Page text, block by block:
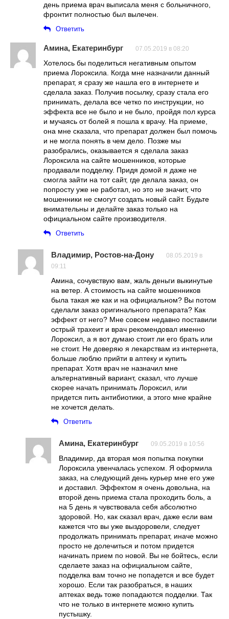
день приема врач выписала меня с больничного,
фронтит полностью был вылечен.
Ответить
Амина, Екатеринбург 07.05.2019 в 08:20
Хотелось бы поделиться негативным опытом
приема Лороксила. Когда мне назначили данный
препарат, я сразу же нашла его в интернете и
сделала заказ. Получив посылку, сразу стала его
принимать, делала все четко по инструкции, но
эффекта все не было и не было, пройдя пол курса
и мучаясь от болей я пошла к врачу. На приеме,
она мне сказала, что препарат должен был помочь
и не могла понять в чем дело. Позже мы
разобрались, оказывается я сделала заказ
Лороксила на сайте мошенников, которые
продавали подделку. Придя домой я даже не
смогла зайти на тот сайт, где делала заказ, он
попросту уже не работал, но это не значит, что
мошенники не смогут создать новый сайт. Будьте
внимательны и делайте заказ только на
официальном сайте производителя.
Ответить
Владимир, Ростов-на-Дону
08.05.2019 в
09:11
Амина, сочувствую вам, жаль деньги выкинутые
на ветер. А стоимость на сайте мошенников
была такая же как и на официальном? Вы потом
сделали заказ оригинального препарата? Как
эффект от него? Мне совсем недавно поставили
острый трахеит и врач рекомендовал именно
Лороксил, а я вот думаю стоит ли его брать или
не стоит. Не доверяю я лекарствам из интернета,
больше люблю прийти в аптеку и купить
препарат. Хотя врач не назначил мне
альтернативный вариант, сказал, что лучше
скорее начать принимать Лороксил, или
придется пить антибиотики, а этого мне крайне
не хочется делать.
Ответить
Амина, Екатеринбург 09.05.2019 в 10:56
Владимир, да вторая моя попытка покупки
Лороксила увенчалась успехом. Я оформила
заказ, на следующий день курьер мне его уже
и доставил. Эффектом я очень довольна, на
второй день приема стала проходить боль, а
на 5 день я чувствовала себя абсолютно
здоровой. Но, как сказал врач, даже если вам
кажется что вы уже выздоровели, следует
продолжать принимать препарат, иначе можно
просто не долечиться и потом придется
начинать прием по новой. Вы не бойтесь, если
сделаете заказ на официальном сайте,
подделка вам точно не попадется и все будет
хорошо. Если так разобраться, в наших
аптеках ведь тоже попадаются подделки. Так
что не только в интернете можно купить
пустышку.